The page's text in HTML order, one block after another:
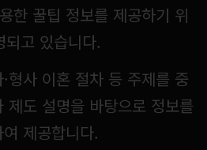
한 꿀팁 정보를 제공하기 위
되고 있습니다.
형사 이혼 절차 등 주제를 중
제도 설명을 바탕으로 정보를
제공합니다.